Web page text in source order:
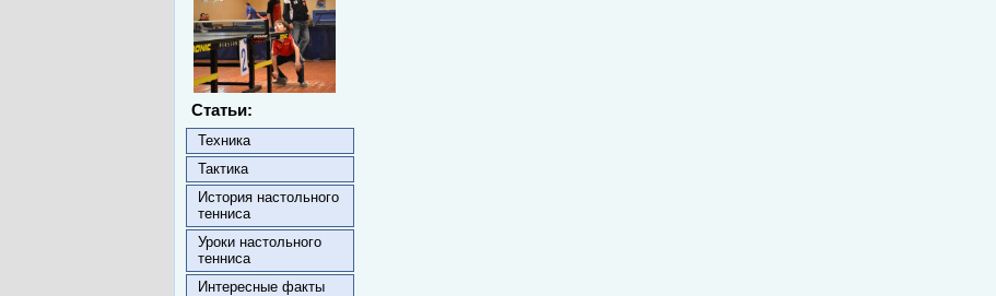
Статьи:
Техника
Тактика
История настольного
тенниса
Уроки настольного
тенниса
Интересные факты